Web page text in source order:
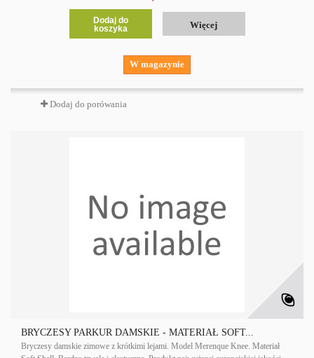
Dodaj do
koszyka
Więcej
W magazynie
Dodaj do porówania
BRYCZESY PARKUR DAMSKIE - MATERIAŁ SOFT...
Bryczesy damskie zimowe z krótkimi lejami. Model Merenque Knee. Materiał